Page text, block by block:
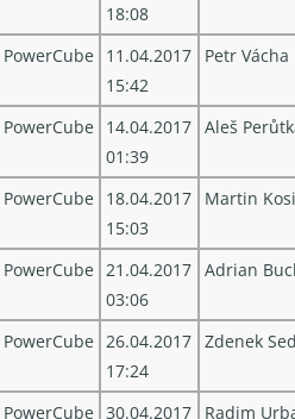
18:08
PowerCube 11.04.2017
15:42
Petr Vácha
PowerCube 14.04.2017
01:39
Aleš
PowerCube 18.04.2017
15:03
Martin
PowerCube 21.04.2017
03:06
Adrian
PowerCube 26.04.2017
17:24
Zdenek
PowerCube 30.04.2017 Radim